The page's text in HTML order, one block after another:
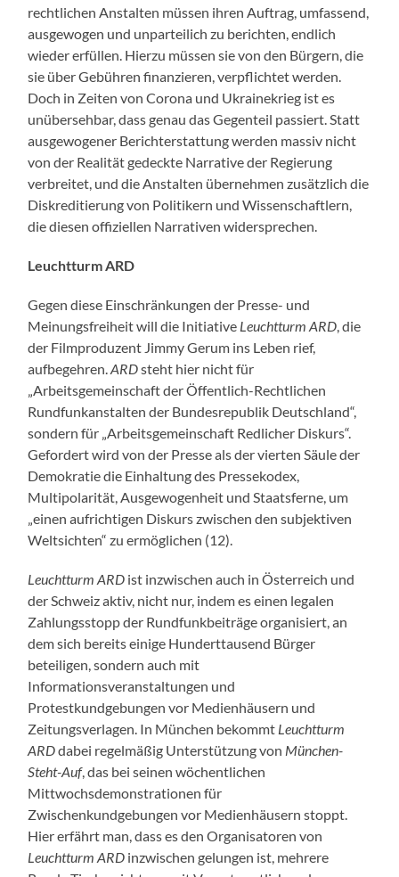
rechtlichen Anstalten müssen ihren Auftrag, umfassend,
ausgewogen und unparteilich zu berichten, endlich
wieder erfüllen. Hierzu müssen sie von den Bürgern, die
sie über Gebühren finanzieren, verpflichtet werden.
Doch in Zeiten von Corona und Ukrainekrieg ist es
unübersehbar, dass genau das Gegenteil passiert. Statt
ausgewogener Berichterstattung werden massiv nicht
von der Realität gedeckte Narrative der Regierung
verbreitet, und die Anstalten übernehmen zusätzlich die
Diskreditierung von Politikern und Wissenschaftlern,
die diesen offiziellen Narrativen widersprechen.
Leuchtturm ARD
Gegen diese Einschränkungen der Presse- und
Meinungsfreiheit will die Initiative Leuchtturm ARD , die
der Filmproduzent Jimmy Gerum ins Leben rief,
aufbegehren.ARDsteht hier nicht für
„Arbeitsgemeinschaft der Öffentlich-Rechtlichen
Rundfunkanstalten der Bundesrepublik Deutschland“,
sondern für „Arbeitsgemeinschaft Redlicher Diskurs“.
Gefordert wird von der Presse als der vierten Säule der
Demokratie die Einhaltung des Pressekodex,
Multipolarität, Ausgewogenheit und Staatsferne, um
„einen aufrichtigen Diskurs zwischen den subjektiven
Weltsichten“ zu ermöglichen (12).
Leuchtturm ARD ist inzwischen auch in Österreich und
der Schweiz aktiv, nicht nur, indem es einen legalen
Zahlungsstopp der Rundfunkbeiträge organisiert, an
dem sich bereits einige Hunderttausend Bürger
beteiligen, sondern auch mit
Informationsveranstaltungen und
Protestkundgebungen vor Medienhäusern und
Zeitungsverlagen. In München bekommt Leuchtturm
ARDdabei regelmäßig Unterstützung von München-
Steht-Auf, das bei seinen wöchentlichen
Mittwochsdemonstrationen für
Zwischenkundgebungen vor Medienhäusern stoppt.
Hier erfährt man, dass es den Organisatoren von
Leuchtturm ARD inzwischen gelungen ist, mehrere